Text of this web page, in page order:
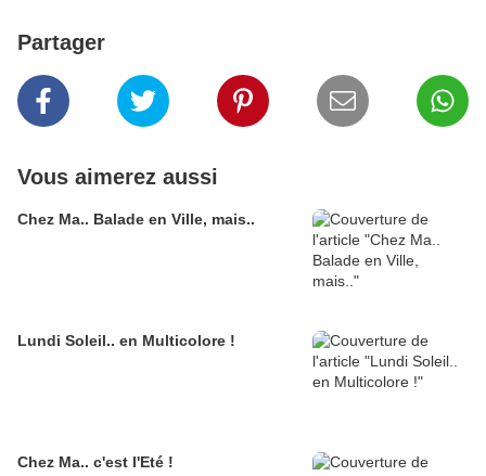
Partager
Vous aimerez aussi
Chez Ma.. Balade en Ville, mais..
Lundi Soleil.. en Multicolore !
Chez Ma.. c'est l'Eté !